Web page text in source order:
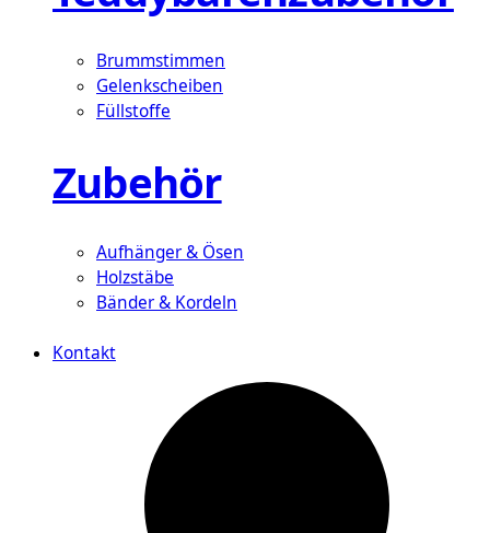
Brummstimmen
Gelenkscheiben
Füllstoffe
Zubehör
Aufhänger & Ösen
Holzstäbe
Bänder & Kordeln
Kontakt